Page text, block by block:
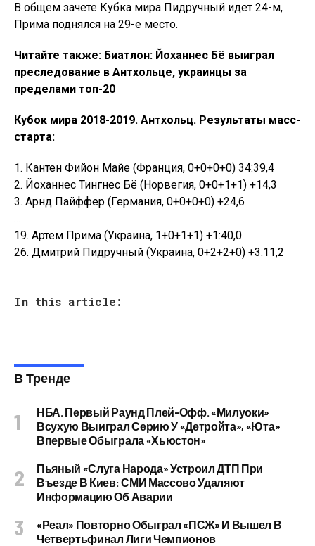
В общем зачете Кубка мира Пидручный идет 24-м,
Прима поднялся на 29-е место.
Читайте также: Биатлон: Йоханнес Бё выиграл
преследование в Антхольце, украинцы за
пределами топ-20
Кубок мира 2018-2019. Антхольц. Результаты масс-
старта:
1. Кантен Фийон Майе (Франция, 0+0+0+0) 34:39,4
2. Йоханнес Тингнес Бё (Норвегия, 0+0+1+1) +14,3
3. Арнд Пайффер (Германия, 0+0+0+0) +24,6
…
19. Артем Прима (Украина, 1+0+1+1) +1:40,0
26. Дмитрий Пидручный (Украина, 0+2+2+0) +3:11,2
In this article:
В Тренде
НБА. Первый Раунд Плей-Офф. «Милуоки»
Всухую Выиграл Серию У «Детройта», «Юта»
Впервые Обыграла «Хьюстон»
Пьяный «слуга Народа» Устроил ДТП При
Въезде В Киев: СМИ Массово Удаляют
Информацию Об Аварии
«Реал» Повторно Обыграл «ПСЖ» И Вышел В
Четвертьфинал Лиги Чемпионов